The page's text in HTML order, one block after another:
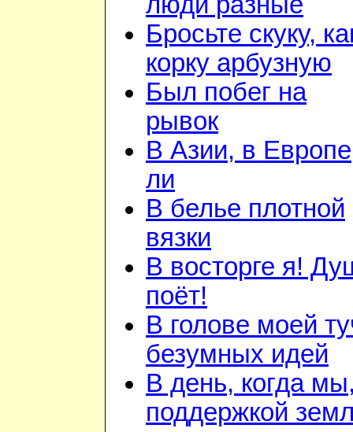
Бросьте скуку,
корку арбузную
Был побег на
рывок
В Азии, в Европе
ли
В белье плотной
вязки
В восторге я!
поёт!
В голове моей
безумных идей
В день, когда
поддержкой